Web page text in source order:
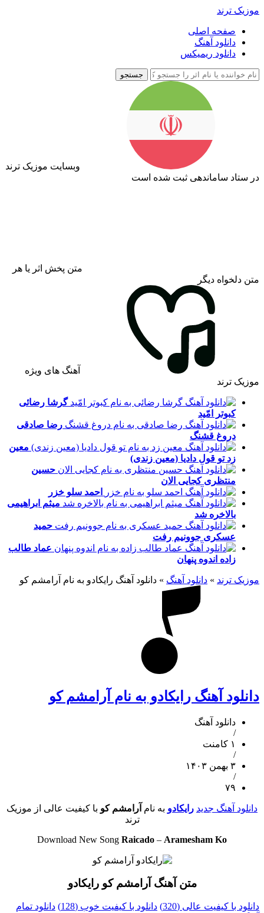
موزیک ترند
صفحه اصلی
دانلود آهنگ
دانلود ریمیکس
جستجو
وبسایت موزیک ترند
در ستاد ساماندهی ثبت شده است
متن پخش اثر یا هر
متن دلخواه دیگر
آهنگ های ویژه
موزیک ترند
گرشا رضائی
کبوتر امّید
رضا صادقی
دروغ قشنگ
معین
زدتو قول دادیا (معین زندی)
حسین
منتظریکجایی الان
احمد سلو خزر
میثم ابراهیمی
بالاخره شد
حمید
عسکری جوونیم رفت
عماد طالب
زاده اندوه پنهان
موزیک ترند » دانلود آهنگ » دانلود آهنگ رایکادو به نام آرامشم کو
دانلود آهنگ رایکادو به نام آرامشم کو
دانلود آهنگ
/
۱ کامنت
/
۳ بهمن ۱۴۰۳
/
۷۹
دانلود آهنگ جدید رایکادو به نام آرامشم کو با کیفیت عالی از موزیک
ترند
Download New Song Raicado – Aramesham Ko
متن آهنگ آرامشم کو رایکادو
دانلود با کیفیت عالی (320) دانلود با کیفیت خوب (128)
دانلود تمام